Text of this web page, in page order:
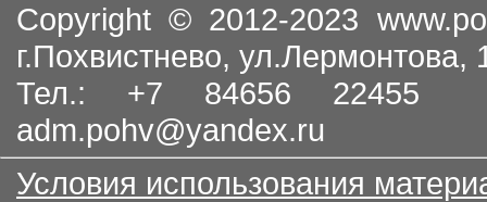
Copyright © 2012-2023
г.Похвистнево, ул.Лермонтова,
Тел.: +7 84656
adm.pohv@yandex.ru
Условия использования